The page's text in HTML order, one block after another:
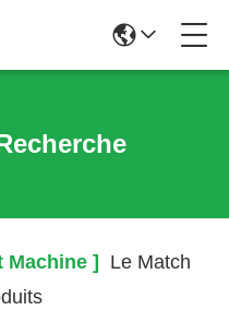
Machine ]
Le Match